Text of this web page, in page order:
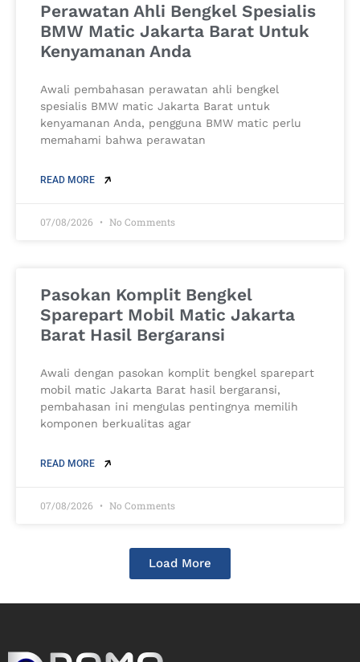
Perawatan Ahli Bengkel Spesialis
BMW Matic Jakarta Barat Untuk
Kenyamanan Anda
Awali pembahasan perawatan ahli bengkel
spesialis BMW matic Jakarta Barat untuk
kenyamanan Anda, pengguna BMW matic perlu
memahami bahwa perawatan
READ MORE
07/08/2026 No Comments
Pasokan Komplit Bengkel
Sparepart Mobil Matic Jakarta
Barat Hasil Bergaransi
Awali dengan pasokan komplit bengkel sparepart
mobil matic Jakarta Barat hasil bergaransi,
pembahasan ini mengulas pentingnya memilih
komponen berkualitas agar
READ MORE
07/08/2026 No Comments
Load More